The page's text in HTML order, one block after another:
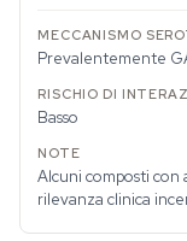
Prevalentemente
Basso
Alcuni composti
rilevanza clinica